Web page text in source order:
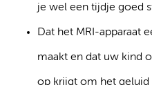
je wel een tijdje goed
Dat het MRI-apparaat
maakt en dat uw kind
op krijgt om het geluid